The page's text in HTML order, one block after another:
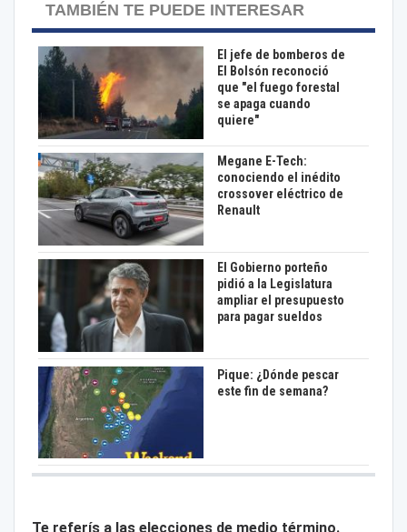
TAMBIÉN TE PUEDE INTERESAR
El jefe de bomberos de
El Bolsón reconoció
que "el fuego forestal
se apaga cuando
quiere"
Megane E-Tech:
conociendo el inédito
crossover eléctrico de
Renault
El Gobierno porteño
pidió a la Legislatura
ampliar el presupuesto
para pagar sueldos
Pique: ¿Dónde pescar
este fin de semana?
Te referís a las elecciones de medio término.